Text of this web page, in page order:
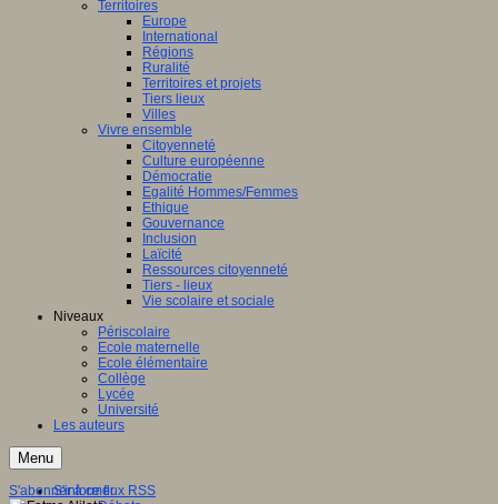
Territoires
Europe
International
Régions
Ruralité
Territoires et projets
Tiers lieux
Villes
Vivre ensemble
Citoyenneté
Culture européenne
Démocratie
Egalité Hommes/Femmes
Ethique
Gouvernance
Inclusion
Laïcité
Ressources citoyenneté
Tiers - lieux
Vie scolaire et sociale
Niveaux
Périscolaire
Ecole maternelle
Ecole élémentaire
Collège
Lycée
Université
Les auteurs
Menu
S'informer
S'abonner à ce flux RSS